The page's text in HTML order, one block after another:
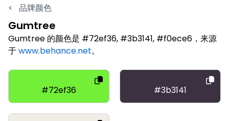
< 品牌颜色
Gumtree
Gumtree 的颜色是 #72ef36, #3b3141, #f0ece6，来源
于www.behance.net。
#72ef36 #3b3141